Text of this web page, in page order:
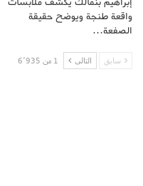
واقعة طنجة ويوضح حقيقة
الصفعة…
سابق التالى 1 من 6٬935